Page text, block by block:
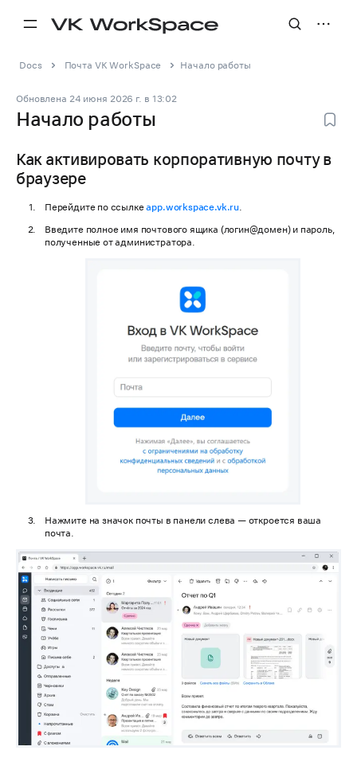
Docs Почта VK WorkSpace Начало работы
Обновлена 24 июня 2026 г. в 13:02
Начало работы
Как активировать корпоративную почту в
браузере
Перейдите по ссылкеapp.workspace.vk.ru.
Введите полное имя почтового ящика (логин@домен) и пароль,
полученные от администратора.
Нажмите на значок почты в панели слева — откроется ваша
почта.